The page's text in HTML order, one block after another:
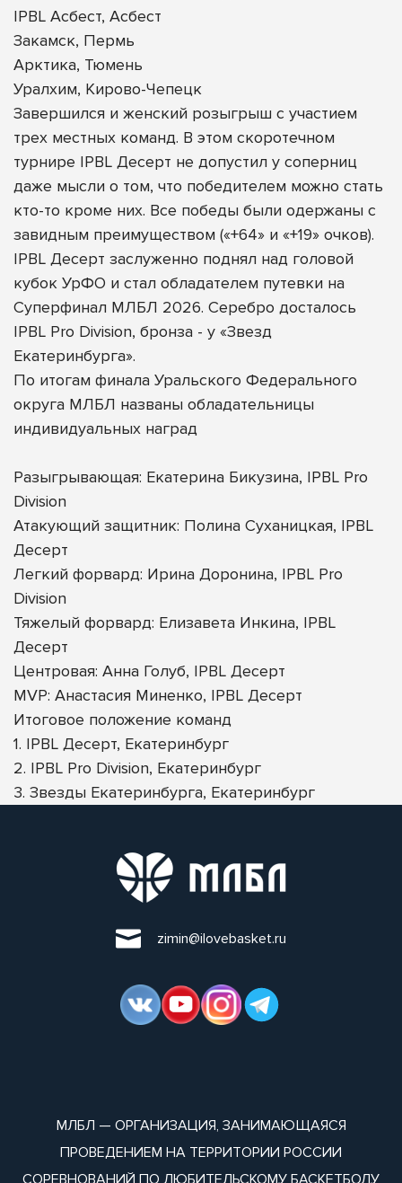
IPBL Асбест, Асбест
Закамск, Пермь
Арктика, Тюмень
Уралхим, Кирово-Чепецк
Завершился и женский розыгрыш с участием
трех местных команд. В этом скоротечном
турнире IPBL Десерт не допустил у соперниц
даже мысли о том, что победителем можно стать
кто-то кроме них. Все победы были одержаны с
завидным преимуществом («+64» и «+19» очков).
IPBL Десерт заслуженно поднял над головой
кубок УрФО и стал обладателем путевки на
Суперфинал МЛБЛ 2026. Серебро досталось
IPBL Pro Division, бронза - у «Звезд
Екатеринбурга».
По итогам финала Уральского Федерального
округа МЛБЛ названы обладательницы
индивидуальных наград
Разыгрывающая: Екатерина Бикузина, IPBL Pro
Division
Атакующий защитник: Полина Суханицкая, IPBL
Десерт
Легкий форвард: Ирина Доронина, IPBL Pro
Division
Тяжелый форвард: Елизавета Инкина, IPBL
Десерт
Центровая: Анна Голуб, IPBL Десерт
MVP: Анастасия Миненко, IPBL Десерт
Итоговое положение команд
1. IPBL Десерт, Екатеринбург
2. IPBL Pro Division, Екатеринбург
3. Звезды Екатеринбурга, Екатеринбург
zimin@ilovebasket.ru
МЛБЛ — ОРГАНИЗАЦИЯ, ЗАНИМАЮЩАЯСЯ
ПРОВЕДЕНИЕМ НА ТЕРРИТОРИИ РОССИИ
СОРЕВНОВАНИЙ ПО ЛЮБИТЕЛЬСКОМУ БАСКЕТБОЛУ